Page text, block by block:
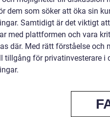
dem som söker att öka sin
Samtidigt är det viktigt
med plattformen och vara
där. Med rätt förståelse och
tillgång för privatinvesterare i